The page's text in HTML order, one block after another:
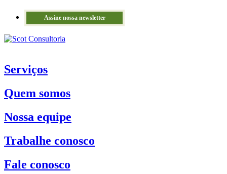
Assine nossa newsletter
Serviços
Quem somos
Nossa equipe
Trabalhe conosco
Fale conosco